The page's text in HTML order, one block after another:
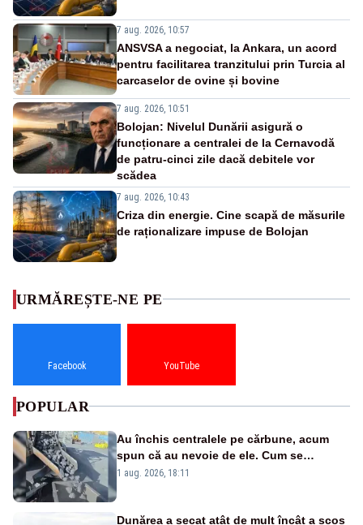
7 aug. 2026, 10:57
ANSVSA a negociat, la Ankara, un acord
pentru facilitarea tranzitului prin Turcia al
carcaselor de ovine și bovine
7 aug. 2026, 10:51
Bolojan: Nivelul Dunării asigură o
funcționare a centralei de la Cernavodă
de patru-cinci zile dacă debitele vor
scădea
7 aug. 2026, 10:43
Criza din energie. Cine scapă de măsurile
de raționalizare impuse de Bolojan
URMĂREȘTE-NE PE
Facebook YouTube
POPULAR
Au închis centralele pe cărbune, acum
spun că au nevoie de ele. Cum se
pasează vina în plină criză energetică
1 aug. 2026, 18:11
Dunărea a secat atât de mult încât a scos